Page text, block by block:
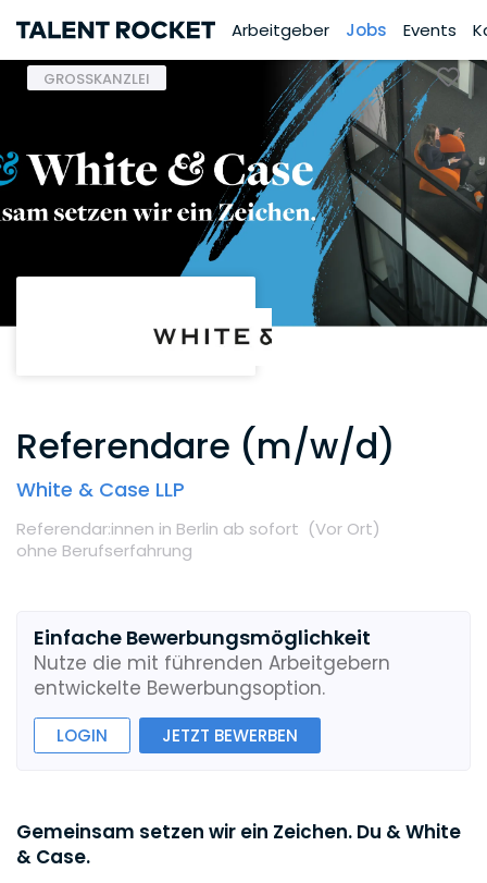
Arbeitgeber Jobs Events
GROSSKANZLEI
Referendare (m/w/d)
White & Case LLP
Referendar:innen in Berlin ab sofort (Vor Ort)
ohne Berufserfahrung
Einfache Bewerbungsmöglichkeit
Nutze die mit führenden Arbeitgebern
entwickelte Bewerbungsoption.
LOGIN JETZT BEWERBEN
Gemeinsam setzen wir ein Zeichen. Du & White
& Case.